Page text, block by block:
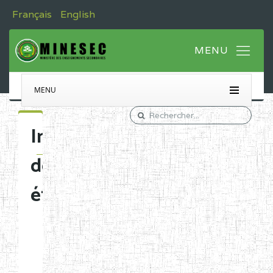
Français English
MENU
Immatriculation
des
établissements
Etablissements